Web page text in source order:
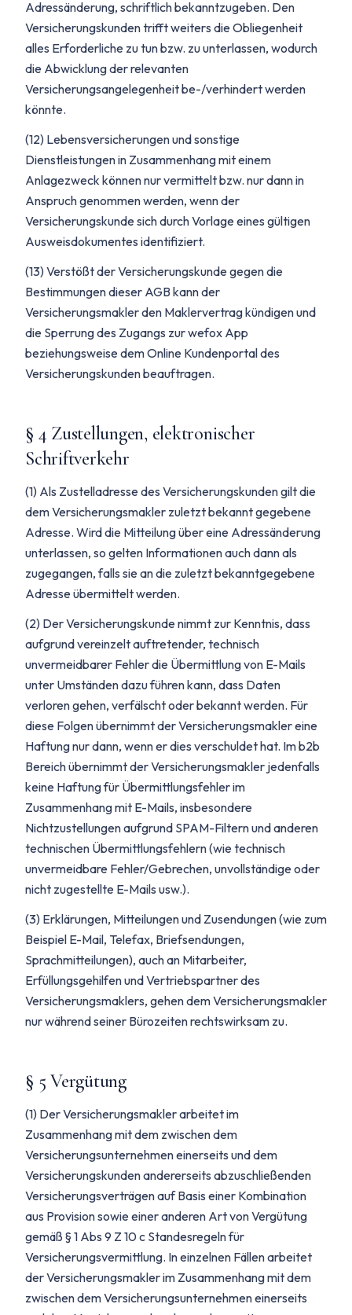
Adressänderung, schriftlich bekanntzugeben. Den
Versicherungskunden trifft weiters die Obliegenheit
alles Erforderliche zu tun bzw. zu unterlassen, wodurch
die Abwicklung der relevanten
Versicherungsangelegenheit be-/verhindert werden
könnte.
(12) Lebensversicherungen und sonstige
Dienstleistungen in Zusammenhang mit einem
Anlagezweck können nur vermittelt bzw. nur dann in
Anspruch genommen werden, wenn der
Versicherungskunde sich durch Vorlage eines gültigen
Ausweisdokumentes identifiziert.
(13) Verstößt der Versicherungskunde gegen die
Bestimmungen dieser AGB kann der
Versicherungsmakler den Maklervertrag kündigen und
die Sperrung des Zugangs zur wefox App
beziehungsweise dem Online Kundenportal des
Versicherungskunden beauftragen.
§ 4 Zustellungen, elektronischer
Schriftverkehr
(1) Als Zustelladresse des Versicherungskunden gilt die
dem Versicherungsmakler zuletzt bekannt gegebene
Adresse. Wird die Mitteilung über eine Adressänderung
unterlassen, so gelten Informationen auch dann als
zugegangen, falls sie an die zuletzt bekanntgegebene
Adresse übermittelt werden.
(2) Der Versicherungskunde nimmt zur Kenntnis, dass
aufgrund vereinzelt auftretender, technisch
unvermeidbarer Fehler die Übermittlung von E-Mails
unter Umständen dazu führen kann, dass Daten
verloren gehen, verfälscht oder bekannt werden. Für
diese Folgen übernimmt der Versicherungsmakler eine
Haftung nur dann, wenn er dies verschuldet hat. Im b2b
Bereich übernimmt der Versicherungsmakler jedenfalls
keine Haftung für Übermittlungsfehler im
Zusammenhang mit E-Mails, insbesondere
Nichtzustellungen aufgrund SPAM-Filtern und anderen
technischen Übermittlungsfehlern (wie technisch
unvermeidbare Fehler/Gebrechen, unvollständige oder
nicht zugestellte E-Mails usw.).
(3) Erklärungen, Mitteilungen und Zusendungen (wie zum
Beispiel E-Mail, Telefax, Briefsendungen,
Sprachmitteilungen), auch an Mitarbeiter,
Erfüllungsgehilfen und Vertriebspartner des
Versicherungsmaklers, gehen dem Versicherungsmakler
nur während seiner Bürozeiten rechtswirksam zu.
§ 5 Vergütung
(1) Der Versicherungsmakler arbeitet im
Zusammenhang mit dem zwischen dem
Versicherungsunternehmen einerseits und dem
Versicherungskunden andererseits abzuschließenden
Versicherungsverträgen auf Basis einer Kombination
aus Provision sowie einer anderen Art von Vergütung
gemäß § 1 Abs 9 Z 10 c Standesregeln für
Versicherungsvermittlung. In einzelnen Fällen arbeitet
der Versicherungsmakler im Zusammenhang mit dem
zwischen dem Versicherungsunternehmen einerseits